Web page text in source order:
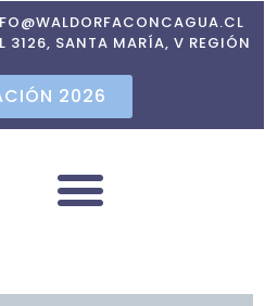
3126, SANTA MARÍA, V REGIÓN
2026